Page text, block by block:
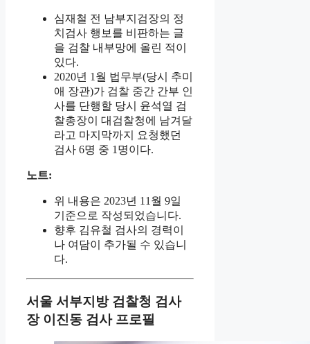
심재철 전 남부지검장의 정
치검사 행보를 비판하는 글
을 검찰 내부망에 올린 적이
있다.
2020년 1월 법무부(당시 추미
애 장관)가 검찰 중간 간부 인
사를 단행할 당시 윤석열 검
찰총장이 대검찰청에 남겨달
라고 마지막까지 요청했던
검사 6명 중 1명이다.
노트:
위 내용은 2023년 11월 9일
기준으로 작성되었습니다.
향후 김유철 검사의 경력이
나 여담이 추가될 수 있습니
다.
서울 서부지방 검찰청 검사
장 이진동 검사 프로필